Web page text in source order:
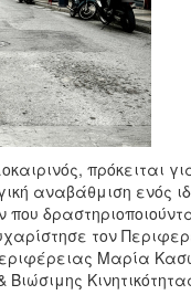
πρόκειται
αναβάθμιση ενός
τον
Μαρία